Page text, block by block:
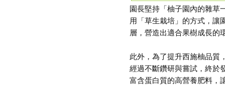
園長堅持「柚子園內的雜草
用「草生栽培」的方式，讓
層，營造出適合果樹成長的
此外，為了提升西施柚品質
經過不斷鑽研與嘗試，終於
富含蛋白質的高營養肥料，